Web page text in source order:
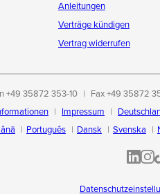
Anleitungen
Verträge kündigen
Vertrag widerrufen
+49 35872 353-10
Fax +49 35872
Impressum
Português Dansk Svenska
ALL-